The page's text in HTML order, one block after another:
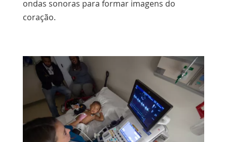
ondas sonoras para formar imagens do
coração.